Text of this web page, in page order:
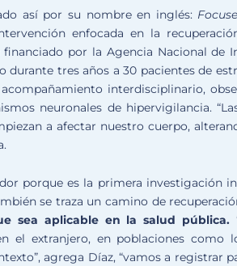
así por su nombre en inglés:
enfocada en la
por la Agencia Nacional de
durante tres años a 30 pacientes de
interdisciplinario,
neuronales de hipervigilancia.
a afectar nuestro cuerpo,
porque es la primera investigación
se traza un camino de
sea aplicable en la salud pública.
el extranjero, en poblaciones como
agrega Díaz, “vamos a registrar